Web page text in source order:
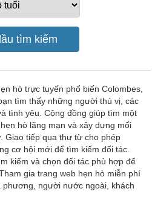
hò trực tuyến phổ biến Colombes,
tìm thấy những người thú vị, các
tình yêu. Cộng đồng giúp tìm một
hò lãng mạn và xây dựng mối
Giao tiếp qua thư từ cho phép
cơ hội mới để tìm kiếm đối tác.
kiếm và chọn đối tác phù hợp để
gia trang web hẹn hò miễn phí
người nước ngoài, khách